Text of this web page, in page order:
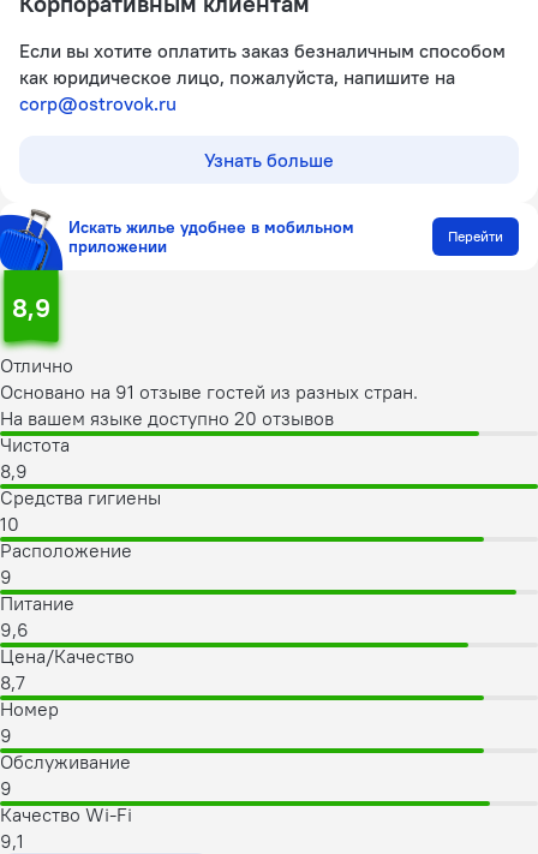
Если вы хотите оплатить заказ безналичным способом
как юридическое лицо, пожалуйста, напишите на
corp@ostrovok.ru
Узнать больше
Искать жилье удобнее в мобильном
приложении
Перейти
8,9
Отлично
Основано на 91 отзыве гостей из разных стран.
На вашем языке доступно 20 отзывов
Чистота
8,9
Средства гигиены
10
Расположение
9
Питание
9,6
Цена/Качество
8,7
Номер
9
Обслуживание
9
Качество Wi-Fi
9,1